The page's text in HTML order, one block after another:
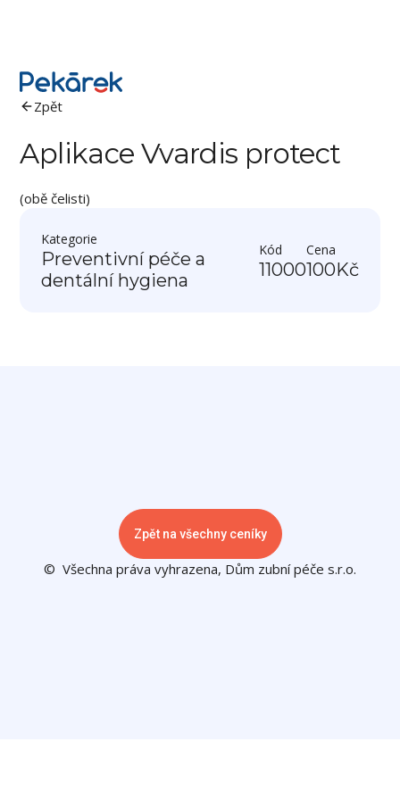
Zpět
Aplikace Vvardis protect
(obě čelisti)
Kategorie
Preventivní péče a
dentální hygiena
Kód
11000
Cena
100Kč
Zpět na všechny ceníky
© Všechna práva vyhrazena, Dům zubní péče s.r.o.